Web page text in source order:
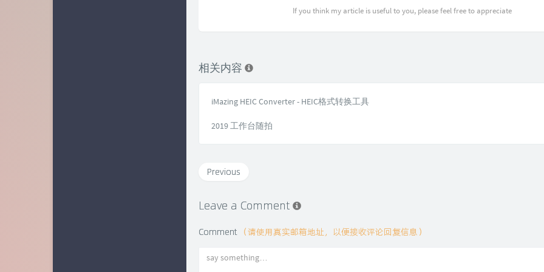
If you think my article is useful to you, please feel free to appreciate
相关内容
iMazing HEIC Converter - HEIC格式转换工具
2019 工作台随拍
Previous
Leave a Comment
Comment （请使用真实邮箱地址，以便接收评论回复信息）